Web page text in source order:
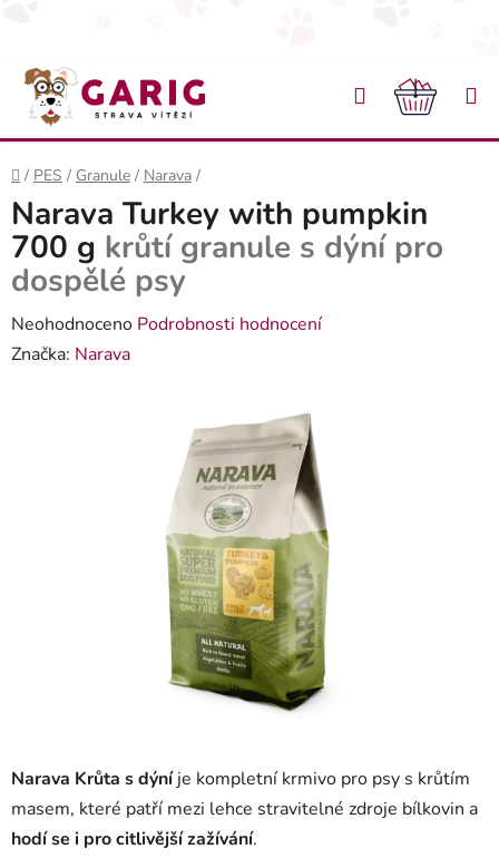
Přejít na obsah
Hledat
Domů
/ PES / Granule / Narava /
Narava Krůta s dýníje kompletní krmivo pro psy s krůtím
masem, které patří mezi lehce stravitelné zdroje bílkovin a
hodí se i pro citlivější zažívání.
Narava Turkey with pumpkin
700 g krůtí granule s dýní pro
dospělé psy
Průměrné hodnocení produktu je 0,0 z 5 hvězdiček.
Neohodnoceno Podrobnosti hodnocení
Značka: Narava